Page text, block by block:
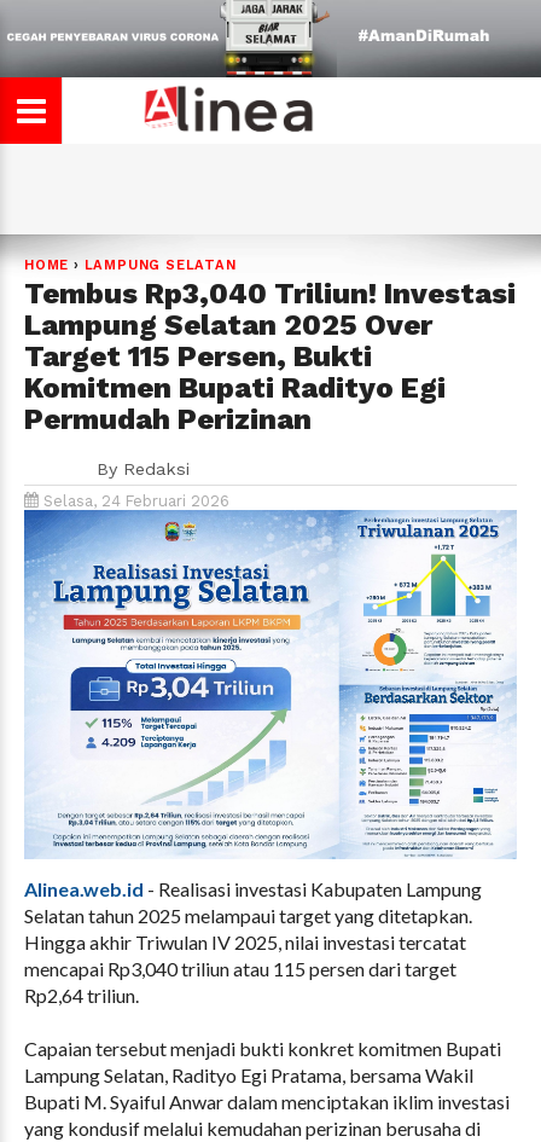
HOME › LAMPUNG SELATAN
Tembus Rp3,040 Triliun! Investasi
Lampung Selatan 2025 Over
Target 115 Persen, Bukti
Komitmen Bupati Radityo Egi
Permudah Perizinan
By Redaksi
Selasa, 24 Februari 2026
Alinea.web.id - Realisasi investasi Kabupaten Lampung
Selatan tahun 2025 melampaui target yang ditetapkan.
Hingga akhir Triwulan IV 2025, nilai investasi tercatat
mencapai Rp3,040 triliun atau 115 persen dari target
Rp2,64 triliun.
Capaian tersebut menjadi bukti konkret komitmen Bupati
Lampung Selatan, Radityo Egi Pratama, bersama Wakil
Bupati M. Syaiful Anwar dalam menciptakan iklim investasi
yang kondusif melalui kemudahan perizinan berusaha di